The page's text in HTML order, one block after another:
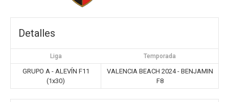
Detalles
Liga Temporada
GRUPO A - ALEVÍN F11
(1x30)
VALENCIA BEACH 2024 - BENJAMIN
F8